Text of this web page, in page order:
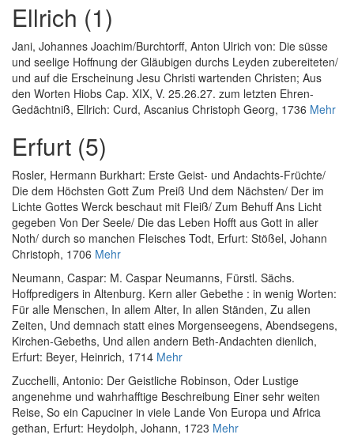
Ellrich (1)
Jani, Johannes Joachim/Burchtorff, Anton Ulrich von: Die süsse
und seelige Hoffnung der Gläubigen durchs Leyden zubereiteten/
und auf die Erscheinung Jesu Christi wartenden Christen; Aus
den Worten Hiobs Cap. XIX, V. 25.26.27. zum letzten Ehren-
Gedächtniß, Ellrich: Curd, Ascanius Christoph Georg, 1736 Mehr
Erfurt (5)
Rosler, Hermann Burkhart: Erste Geist- und Andachts-Früchte/
Die dem Höchsten Gott Zum Preiß Und dem Nächsten/ Der im
Lichte Gottes Werck beschaut mit Fleiß/ Zum Behuff Ans Licht
gegeben Von Der Seele/ Die das Leben Hofft aus Gott in aller
Noth/ durch so manchen Fleisches Todt, Erfurt: Stößel, Johann
Christoph, 1706 Mehr
Neumann, Caspar: M. Caspar Neumanns, Fürstl. Sächs.
Hoffpredigers in Altenburg. Kern aller Gebethe : in wenig Worten:
Für alle Menschen, In allem Alter, In allen Ständen, Zu allen
Zeiten, Und demnach statt eines Morgenseegens, Abendsegens,
Kirchen-Gebeths, Und allen andern Beth-Andachten dienlich,
Erfurt: Beyer, Heinrich, 1714 Mehr
Zucchelli, Antonio: Der Geistliche Robinson, Oder Lustige
angenehme und wahrhafftige Beschreibung Einer sehr weiten
Reise, So ein Capuciner in viele Lande Von Europa und Africa
gethan, Erfurt: Heydolph, Johann, 1723 Mehr